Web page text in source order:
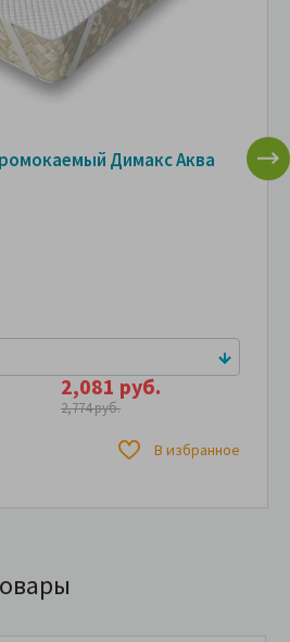
Димакс Аква
2,081 руб.
2,774 руб.
В избранное